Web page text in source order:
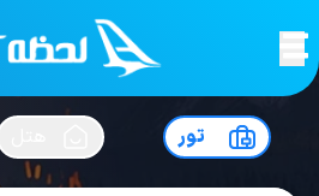
لحظه آخر
تور